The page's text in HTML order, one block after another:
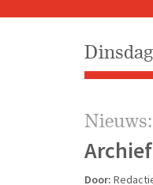
Nieuws:
Door: